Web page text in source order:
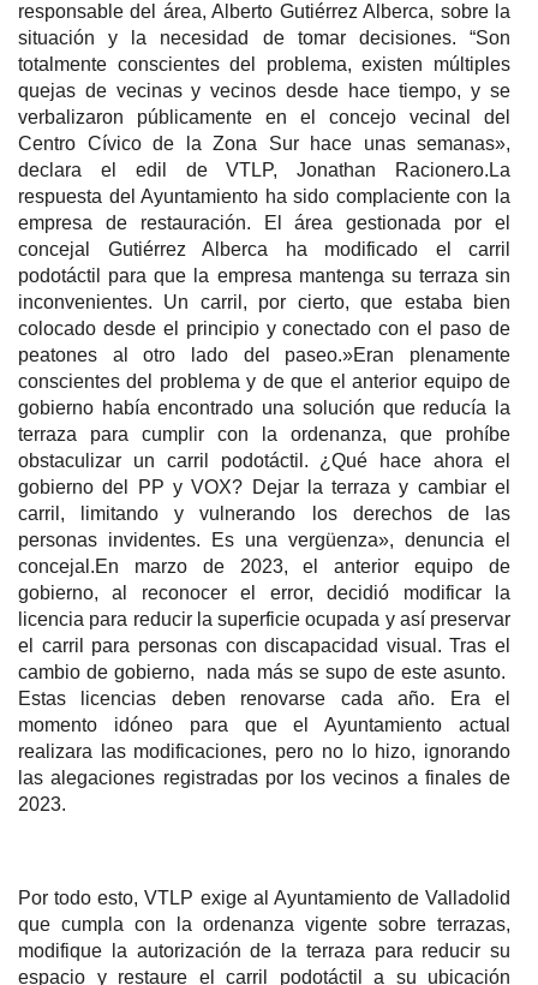
responsable del área, Alberto Gutiérrez Alberca, sobre la
situación y la necesidad de tomar decisiones. “Son
totalmente conscientes del problema, existen múltiples
quejas de vecinas y vecinos desde hace tiempo, y se
verbalizaron públicamente en el concejo vecinal del
Centro Cívico de la Zona Sur hace unas semanas»,
declara el edil de VTLP, Jonathan Racionero.La
respuesta del Ayuntamiento ha sido complaciente con la
empresa de restauración. El área gestionada por el
concejal Gutiérrez Alberca ha modificado el carril
podotáctil para que la empresa mantenga su terraza sin
inconvenientes. Un carril, por cierto, que estaba bien
colocado desde el principio y conectado con el paso de
peatones al otro lado del paseo.»Eran plenamente
conscientes del problema y de que el anterior equipo de
gobierno había encontrado una solución que reducía la
terraza para cumplir con la ordenanza, que prohíbe
obstaculizar un carril podotáctil. ¿Qué hace ahora el
gobierno del PP y VOX? Dejar la terraza y cambiar el
carril, limitando y vulnerando los derechos de las
personas invidentes. Es una vergüenza», denuncia el
concejal.En marzo de 2023, el anterior equipo de
gobierno, al reconocer el error, decidió modificar la
licencia para reducir la superficie ocupada y así preservar
el carril para personas con discapacidad visual. Tras el
cambio de gobierno, nada más se supo de este asunto.
Estas licencias deben renovarse cada año. Era el
momento idóneo para que el Ayuntamiento actual
realizara las modificaciones, pero no lo hizo, ignorando
las alegaciones registradas por los vecinos a finales de
2023.
Por todo esto, VTLP exige al Ayuntamiento de Valladolid
que cumpla con la ordenanza vigente sobre terrazas,
modifique la autorización de la terraza para reducir su
espacio y restaure el carril podotáctil a su ubicación